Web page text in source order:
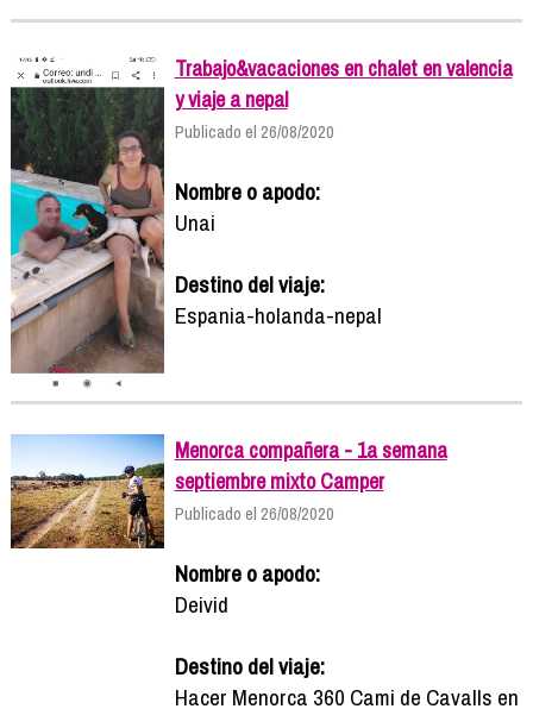
Trabajo&vacaciones en chalet en valencia
y viaje a nepal
Publicado el 26/08/2020
Nombre o apodo:
Unai
Destino del viaje:
Espania-holanda-nepal
Menorca compañera - 1a semana
septiembre mixto Camper
Publicado el 26/08/2020
Nombre o apodo:
Deivid
Destino del viaje:
Hacer Menorca 360 Cami de Cavalls en